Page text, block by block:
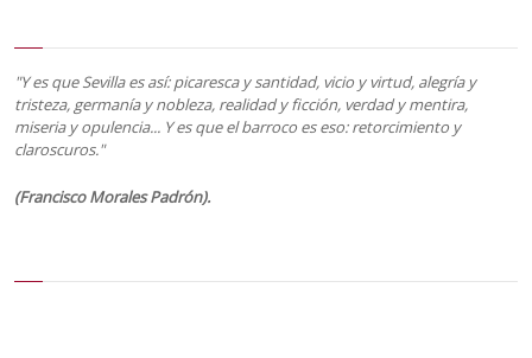
"Y es que Sevilla es así: picaresca y santidad, vicio y virtud, alegría y
tristeza, germanía y nobleza, realidad y ficción, verdad y mentira,
miseria y opulencia... Y es que el barroco es eso: retorcimiento y
claroscuros."
(Francisco Morales Padrón).